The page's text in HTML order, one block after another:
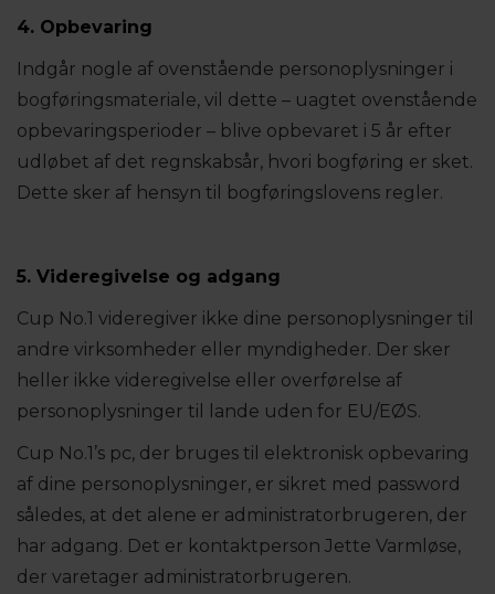
4. Opbevaring
Indgår nogle af ovenstående personoplysninger i
bogføringsmateriale, vil dette – uagtet ovenstående
opbevaringsperioder – blive opbevaret i 5 år efter
udløbet af det regnskabsår, hvori bogføring er sket.
Dette sker af hensyn til bogføringslovens regler.
5. Videregivelse og adgang
Cup No.1 videregiver ikke dine personoplysninger til
andre virksomheder eller myndigheder. Der sker
heller ikke videregivelse eller overførelse af
personoplysninger til lande uden for EU/EØS.
Cup No.1’s pc, der bruges til elektronisk opbevaring
af dine personoplysninger, er sikret med password
således, at det alene er administratorbrugeren, der
har adgang. Det er kontaktperson Jette Varmløse,
der varetager administratorbrugeren.